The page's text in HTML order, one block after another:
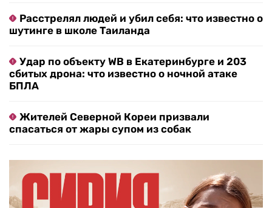
Расстрелял людей и убил себя: что известно о
шутинге в школе Таиланда
Удар по объекту WB в Екатеринбурге и 203
сбитых дрона: что известно о ночной атаке
БПЛА
Жителей Северной Кореи призвали
спасаться от жары супом из собак